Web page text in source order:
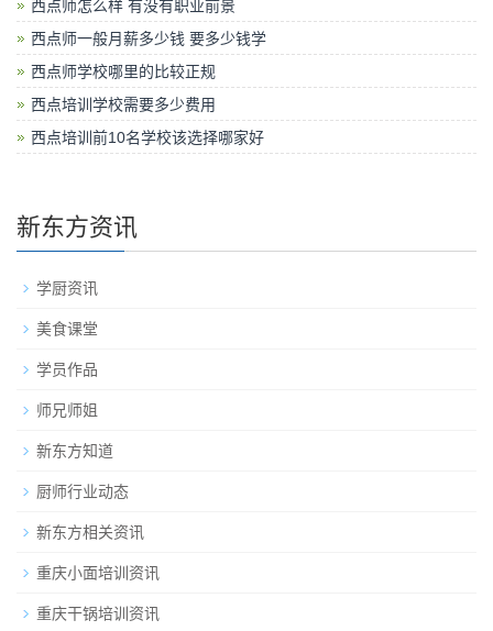
西点师怎么样 有没有职业前景
西点师一般月薪多少钱 要多少钱学
西点师学校哪里的比较正规
西点培训学校需要多少费用
西点培训前10名学校该选择哪家好
新东方资讯
学厨资讯
美食课堂
学员作品
师兄师姐
新东方知道
厨师行业动态
新东方相关资讯
重庆小面培训资讯
重庆干锅培训资讯